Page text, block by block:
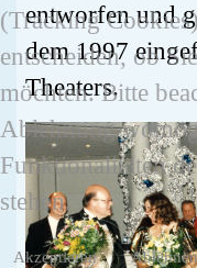
entworfen und
dem 1997
Theaters.
(Tracking
entscheiden, ob
möchten. Bitte
Ablehnung
Funktionalitäten
stehen.
Akzeptieren Ablehnen